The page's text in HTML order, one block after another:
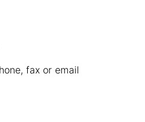
fax or email